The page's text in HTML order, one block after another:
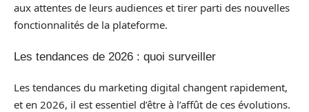
aux attentes de leurs audiences et tirer parti des nouvelles
fonctionnalités de la plateforme.
Les tendances de 2026 : quoi surveiller
Les tendances du marketing digital changent rapidement,
et en 2026, il est essentiel d’être à l’affût de ces évolutions.